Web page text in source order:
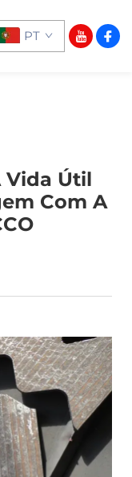
PT
Vida Útil
Com A